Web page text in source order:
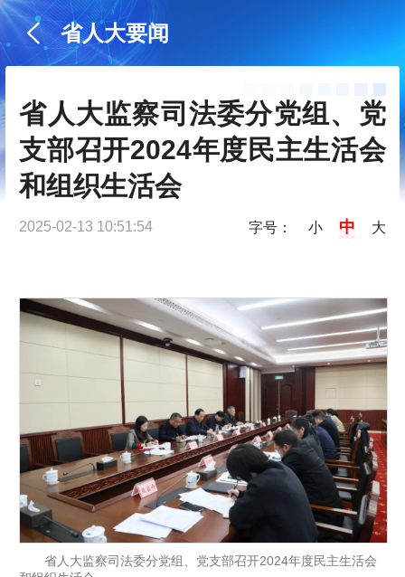
省人大要闻
省人大监察司法委分党组、党
支部召开2024年度民主生活会
和组织生活会
2025-02-13 10:51:54 字号： 小 中 大
省人大监察司法委分党组、党支部召开2024年度民主生活会